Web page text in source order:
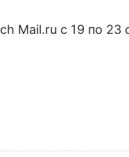
Mail.ru с 19 по 23